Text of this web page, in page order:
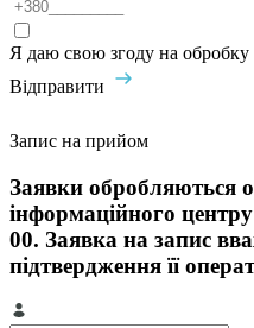
Я даю свою згоду на
Відправити
Запис на прийом
Заявки обробляються
інформаційного
00. Заявка на запис
підтвердження її